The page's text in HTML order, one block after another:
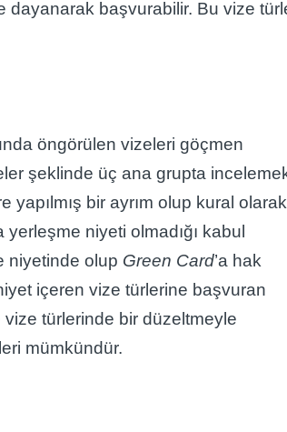
dayanarak başvurabilir. Bu vize
öngörülen vizeleri göçmen
şeklinde üç ana grupta
yapılmış bir ayrım olup kural olarak
niyeti olmadığı kabul
niyetinde olup Green Card’a hak
içeren vize türlerine başvuran
türlerinde bir düzeltmeyle
mümkündür.